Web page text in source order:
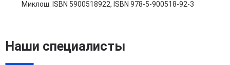
Миклош. ISBN 5900518922, ISBN 978-5-900518-92-3
Наши специалисты